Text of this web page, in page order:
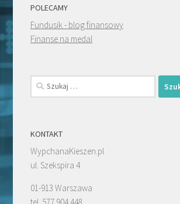
POLECAMY
Fundusik - blog finansowy
Finanse na medal
Szukaj:
KONTAKT
WypchanaKieszen.pl
ul. Szekspira 4
01-913 Warszawa